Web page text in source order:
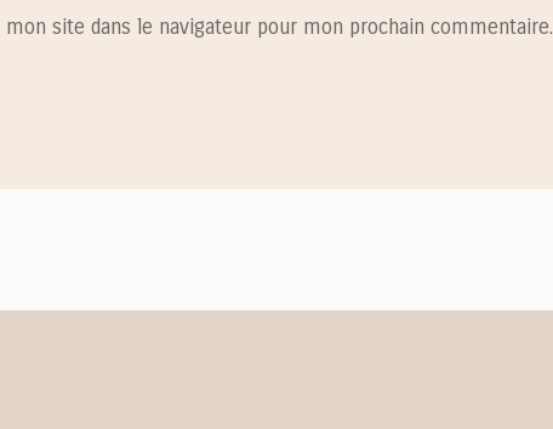
site dans le navigateur pour mon prochain commentaire.